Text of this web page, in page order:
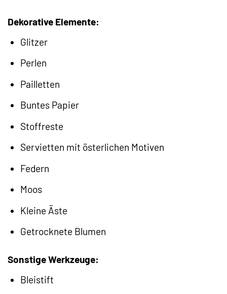
Dekorative Elemente:
Glitzer
Perlen
Pailletten
Buntes Papier
Stoffreste
Servietten mit österlichen Motiven
Federn
Moos
Kleine Äste
Getrocknete Blumen
Sonstige Werkzeuge:
Bleistift